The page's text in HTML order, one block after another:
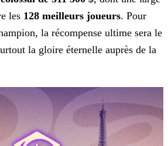
les 128 meilleurs joueurs. Pour
la récompense ultime sera le
la gloire éternelle auprès de la